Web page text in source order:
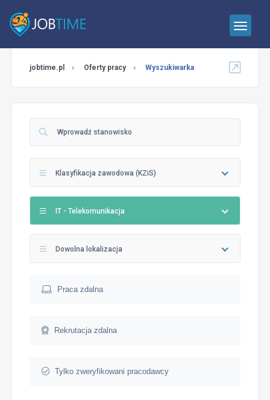
jobtime.pl Oferty pracy Wyszukiwarka
Klasyfikacja zawodowa (KZiS)
IT - Telekomunikacja
Dowolna lokalizacja
Praca zdalna
Rekrutacja zdalna
Tylko zweryfikowani pracodawcy